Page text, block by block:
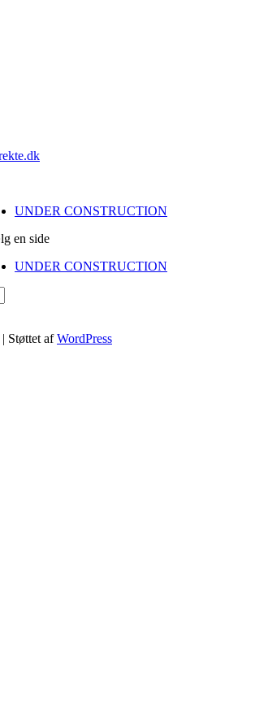
UNDER CONSTRUCTION
en side
UNDER CONSTRUCTION
| Støttet afWordPress